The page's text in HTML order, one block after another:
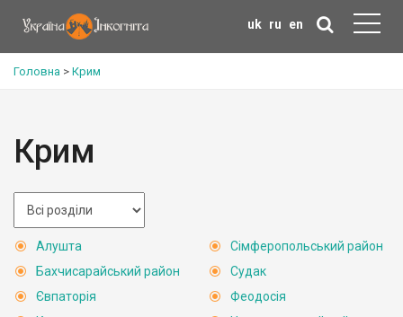
uk ru en
Головна > Крим
Крим
Алушта
Бахчисарайський район
Євпаторія
Сімферопольський район
Судак
Феодосія